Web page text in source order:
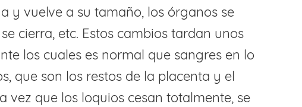
y vuelve a su tamaño, los órganos se
cierra, etc. Estos cambios tardan unos
los cuales es normal que sangres en lo
que son los restos de la placenta y el
vez que los loquios cesan totalmente, se